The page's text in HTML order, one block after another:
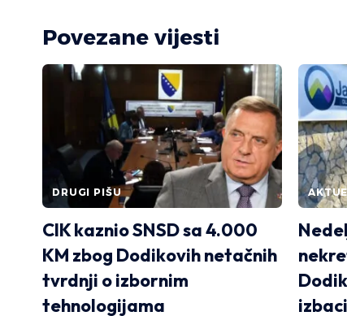
Povezane vijesti
DRUGI PIŠU
CIK kaznio SNSD sa 4.000
KM zbog Dodikovih netačnih
tvrdnji o izbornim
tehnologijama